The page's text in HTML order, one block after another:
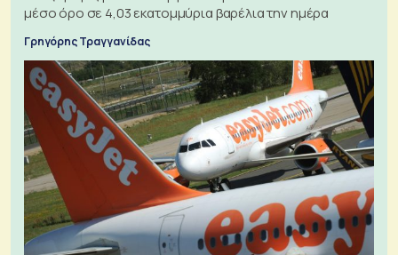
μέσο όρο σε 4,03 εκατομμύρια βαρέλια την ημέρα
Γρηγόρης Τραγγανίδας